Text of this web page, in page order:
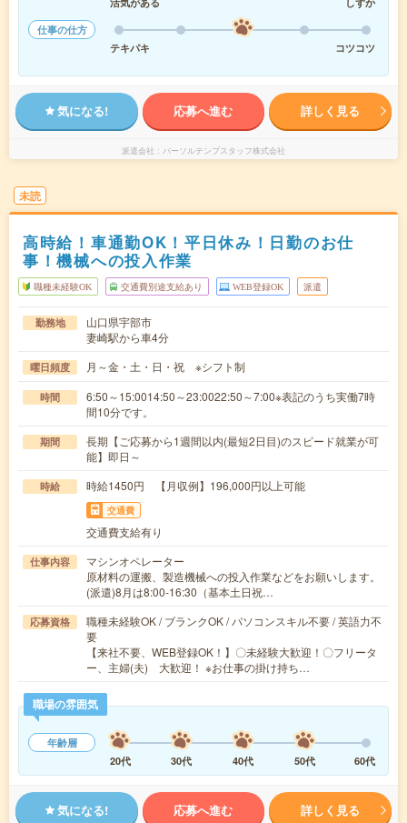
仕事の仕方
テキパキ
コツコツ
気になる! 応募へ進む 詳しく見る
派遣会社 パーソルテンプスタッフ株式会社
未読
高時給！車通勤OK！平日休み！日勤のお仕
事！機械への投入作業
職種未経験OK 交通費別途支給あり WEB登録OK 派遣
勤務地
山口県宇部市
妻崎駅から車4分
曜日頻度 月～金・土・日・祝 ※シフト制
時間
6:50～15:0014:50～23:0022:50～7:00※表記のうち実働7時
間10分です。
期間
長期【ご応募から1週間以内(最短2日目)のスピード就業が可
能】即日～
時給 時給1450円 【月収例】196,000円以上可能
交通費
交通費支給有り
仕事内容
マシンオペレーター
原材料の運搬、製造機械への投入作業などをお願いします。
(派遣)8月は8:00-16:30（基本土日祝…
応募資格
職種未経験OK / ブランクOK / パソコンスキル不要 / 英語力不
要
【来社不要、WEB登録OK！】〇未経験大歓迎！〇フリータ
ー、主婦(夫) 大歓迎！ ※お仕事の掛け持ち…
職場の雰囲気
年齢層
20代
30代 40代 50代 60代
気になる! 応募へ進む 詳しく見る